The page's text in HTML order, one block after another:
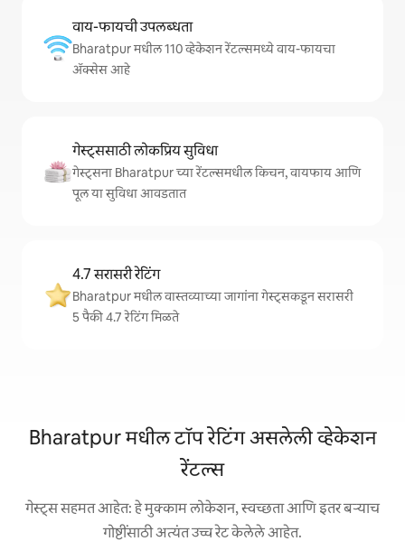
वाय-फायची उपलब्धता
Bharatpur मधील 110 व्हेकेशन रेंटल्समध्ये वाय-फायचा
अ‍ॅक्सेस आहे
गेस्ट्ससाठी लोकप्रिय सुविधा
गेस्ट्सना Bharatpur च्या रेंटल्समधील किचन, वायफाय आणि
पूल या सुविधा आवडतात
4.7 सरासरी रेटिंग
Bharatpur मधील वास्तव्याच्या जागांना गेस्ट्सकडून सरासरी
5 पैकी 4.7 रेटिंग मिळते
Bharatpur मधील टॉप रेटिंग असलेली व्हेकेशन
रेंटल्स
गेस्ट्स सहमत आहेत: हे मुक्काम लोकेशन, स्वच्छता आणि इतर बऱ्याच
गोष्टींसाठी अत्यंत उच्च रेट केलेले आहेत.